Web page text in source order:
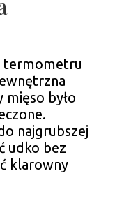
termometru
mięso było
najgrubszej
udko bez
klarowny